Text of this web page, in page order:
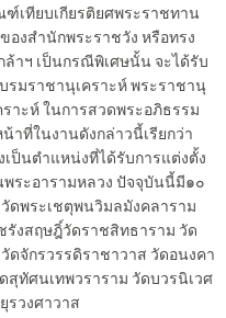
ฑ์เทียบเกียรติยศพระราชทาน
องสำนักพระราชวัง หรือทรง
าฯ เป็นกรณีพิเศษนั้น จะได้รับ
รมราชานุเคราะห์ พระราชานุ
ราะห์ ในการสวดพระอภิธรรม
าที่ในงานดังกล่าวนี้เรียกว่า
เป็นตำแหน่งที่ได้รับการแต่งตั้ง
พระอารามหลวง ปัจจุบันนี้มี๑๐
ดพระเชตุพนวิมลมังคลาราม
รังสฤษฎิ์วัดราชสิทธาราม วัด
ดจักรวรรดิราชาวาส วัดอนงคา
สุทัศนเทพวราราม วัดบวรนิเวศ
รวงศาวาส